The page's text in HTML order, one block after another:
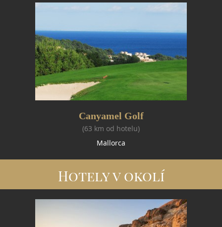
Canyamel Golf
(63 km od hotelu)
Mallorca
Hotely v okolí